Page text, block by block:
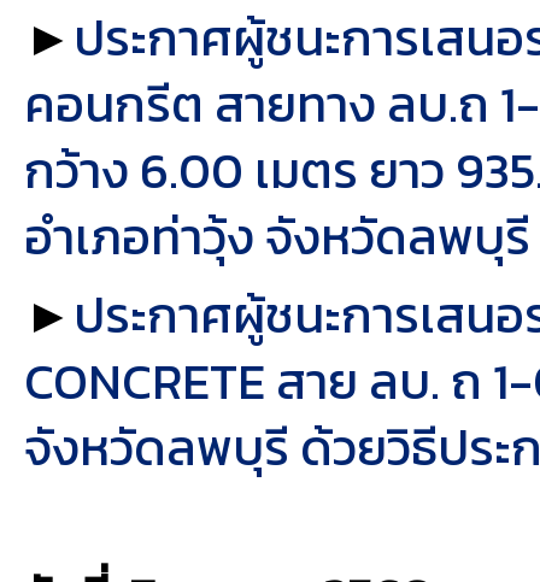
►ประกาศผู้ชนะการเสน
คอนกรีต สายทาง ลบ.ถ
กว้าง 6.00 เมตร ยาว
อำเภอท่าวุ้ง จังหวัดลพบุ
►ประกาศผู้ชนะการเสน
CONCRETE สาย ลบ. ถ
จังหวัดลพบุรี ด้วยวิธีปร